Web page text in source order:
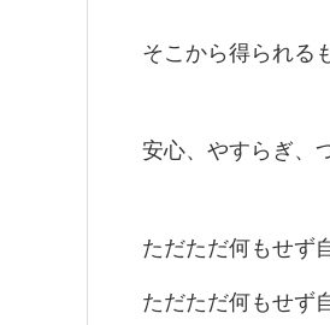
そこから得られる
安心、やすらぎ、
ただただ何もせず
ただただ何もせず